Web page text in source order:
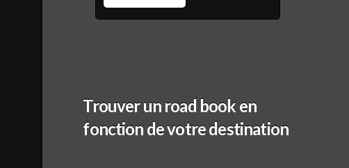
Trouver un road book en
fonction de votre destination